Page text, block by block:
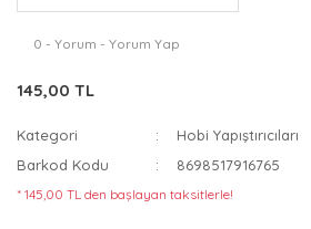
0 - Yorum - Yorum Yap
145,00 TL
Kategori
Hobi Yapıştırıcıları
Barkod Kodu
8698517916765
* 145,00 TL den başlayan taksitlerle!